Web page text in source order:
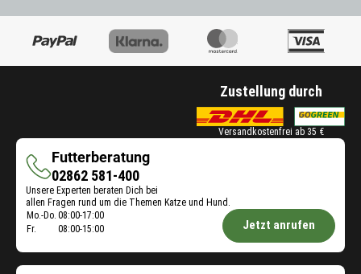
Zustellung durch
Versandkostenfrei ab 35 €
Futterberatung
Futterberatung
02862 581-400
Unsere Experten beraten Dich bei
allen Fragen rund um die Themen Katze und Hund.
Öffnungszeiten
Futterberatung:
Mo.-Do. 08:00-17:00
Fr.
08:00-15:00 Jetzt anrufen